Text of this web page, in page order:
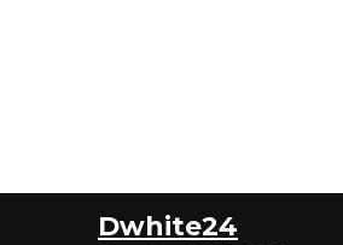
Dwhite24